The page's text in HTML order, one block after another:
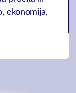
ekonomija,